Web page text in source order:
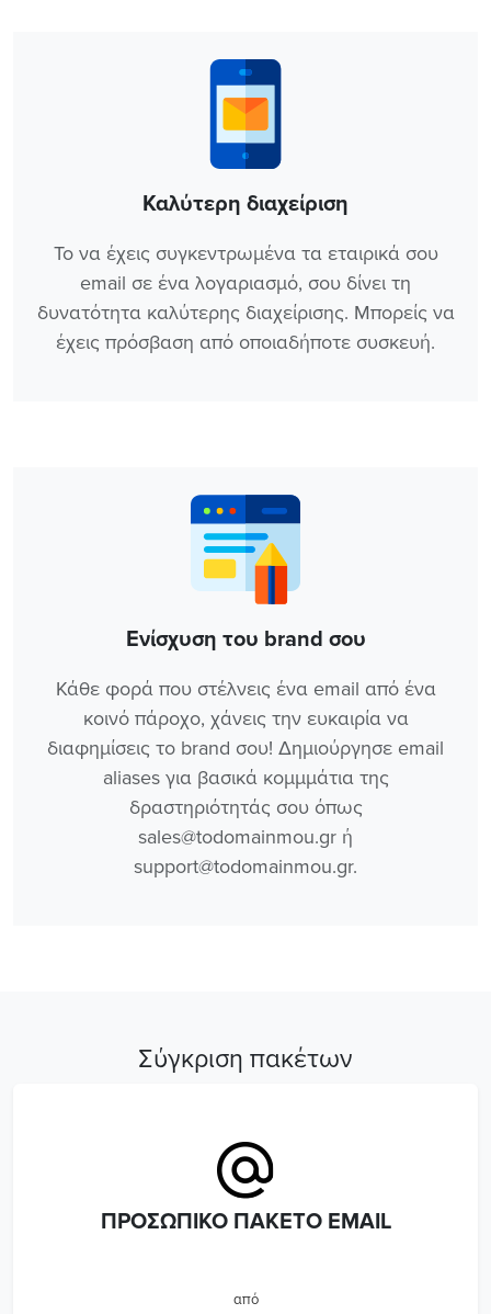
Καλύτερη διαχείριση
Το να έχεις συγκεντρωμένα τα εταιρικά σου
email σε ένα λογαριασμό, σου δίνει τη
δυνατότητα καλύτερης διαχείρισης. Μπορείς να
έχεις πρόσβαση από οποιαδήποτε συσκευή.
Ενίσχυση του brand σου
Κάθε φορά που στέλνεις ένα email από ένα
κοινό πάροχο, χάνεις την ευκαιρία να
διαφημίσεις το brand σου! Δημιούργησε email
aliases για βασικά κομμμάτια της
δραστηριότητάς σου όπως
sales@todomainmou.gr ή
support@todomainmou.gr.
Σύγκριση πακέτων
ΠΡΟΣΩΠΙΚΌ ΠΑΚΈΤΟ EMAIL
από